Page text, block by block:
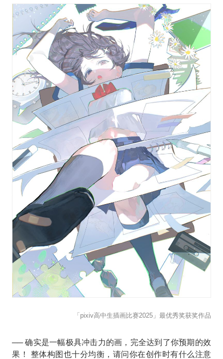
「pixiv高中生插画比赛2025」最优秀奖获奖作品
── 确实是一幅极具冲击力的画，完全达到了你预期的效
果！ 整体构图也十分均衡，请问你在创作时有什么注意